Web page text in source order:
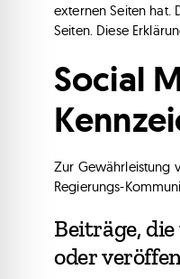
externen Seiten hat.
Seiten. Diese
Social
Zur Gewährleistung
Regierungs-
Beiträge,
oder